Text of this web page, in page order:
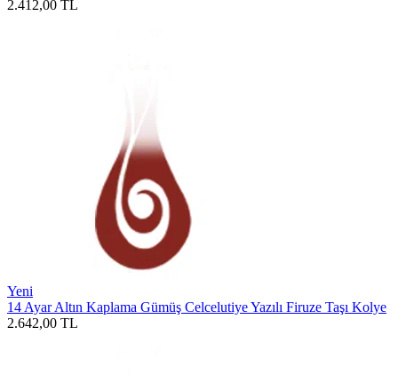
2.412,00 TL
Yeni
14 Ayar Altın Kaplama Gümüş Celcelutiye Yazılı Firuze Taşı Kolye
2.642,00 TL